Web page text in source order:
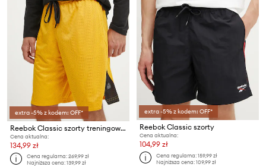
extra -5% z kodem: OFF*
Reebok Classic szorty treningowe Above The Rim
Cena aktualna:
134,99 zł
Cena regularna:269,99 zł
Najniższa cena:139,99 zł
extra -5% z kodem: OFF*
Reebok Classic szorty
Cena aktualna:
104,99 zł
Cena regularna:159,99 zł
Najniższa cena:109,99 zł